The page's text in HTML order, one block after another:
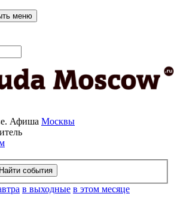
меню
Афиша Москвы
в выходные в этом месяце